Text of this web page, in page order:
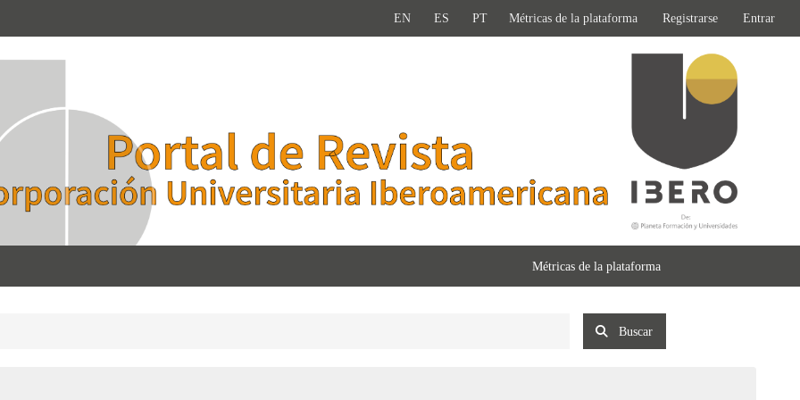
EN ES PT Métricas de la plataforma Registrarse Entrar
Métricas de la plataforma
Buscar